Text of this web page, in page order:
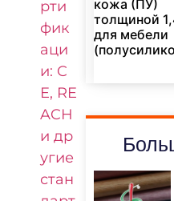
рти
фик
аци
и: C
E, RE
ACH
и др
угие
стан
кожа (ПУ)
толщиной
для мебели